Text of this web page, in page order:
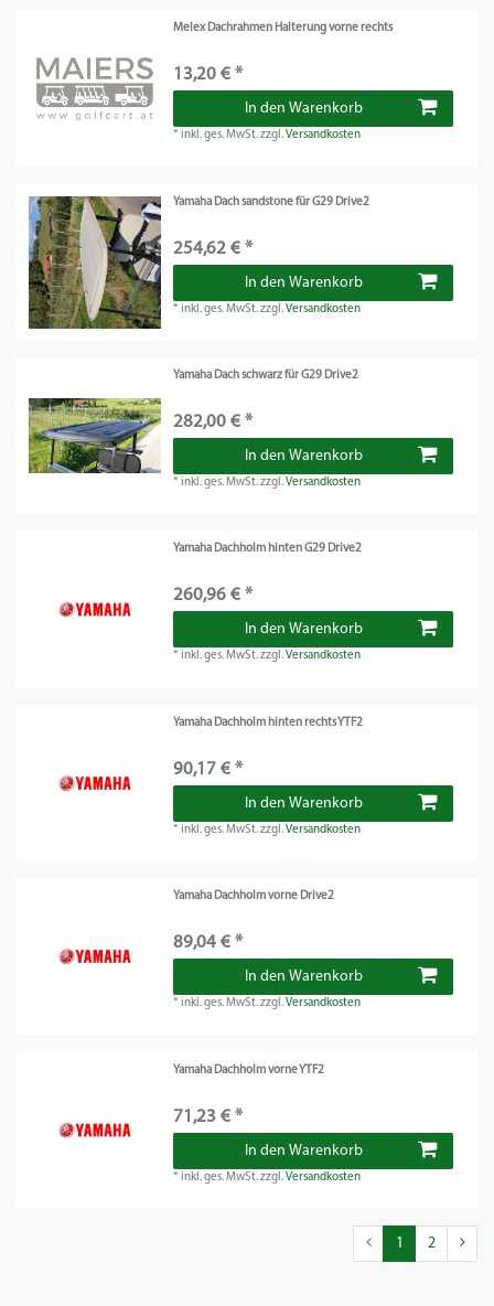
Melex Dachrahmen Halterung vorne rechts
13,20 € *
In den Warenkorb
*inkl. ges. MwSt.zzgl.Versandkosten
Yamaha Dach sandstone für G29 Drive2
254,62 € *
In den Warenkorb
*inkl. ges. MwSt.zzgl.Versandkosten
Yamaha Dach schwarz für G29 Drive2
282,00 € *
In den Warenkorb
*inkl. ges. MwSt.zzgl.Versandkosten
Yamaha Dachholm hinten G29 Drive2
260,96 € *
In den Warenkorb
*inkl. ges. MwSt.zzgl.Versandkosten
Yamaha Dachholm hinten rechts YTF2
90,17 € *
In den Warenkorb
*inkl. ges. MwSt.zzgl.Versandkosten
Yamaha Dachholm vorne Drive2
89,04 € *
In den Warenkorb
*inkl. ges. MwSt.zzgl.Versandkosten
Yamaha Dachholm vorne YTF2
71,23 € *
In den Warenkorb
*inkl. ges. MwSt.zzgl.Versandkosten
1 2